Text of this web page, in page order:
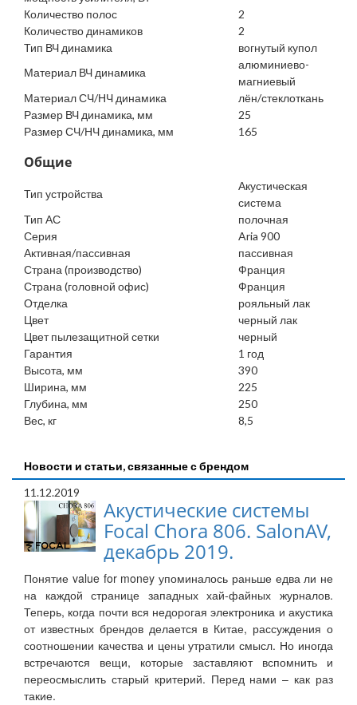
Количество полос
2
Количество динамиков
2
Тип ВЧ динамика
вогнутый купол
Материал ВЧ динамика
алюминиево-
магниевый
Материал СЧ/НЧ динамика
лён/стеклоткань
Размер ВЧ динамика, мм
25
Размер СЧ/НЧ динамика, мм
165
Общие
Тип устройства
Акустическая
система
Тип АС
полочная
Серия
Aria 900
Активная/пассивная
пассивная
Страна (производство)
Франция
Страна (головной офис)
Франция
Отделка
рояльный лак
Цвет
черный лак
Цвет пылезащитной сетки
черный
Гарантия
1 год
Высота, мм
390
Ширина, мм
225
Глубина, мм
250
Вес, кг
8,5
Новости и статьи, связанные с брендом
11.12.2019
Акустические системы
Focal Chora 806. SalonAV,
декабрь 2019.
Понятие value for money упоминалось раньше едва ли не
на каждой странице западных хай-файных журналов.
Теперь, когда почти вся недорогая электроника и акустика
от известных брендов делается в Китае, рассуждения о
соотношении качества и цены утратили смысл. Но иногда
встречаются вещи, которые заставляют вспомнить и
переосмыслить старый критерий. Перед нами – как раз
такие.